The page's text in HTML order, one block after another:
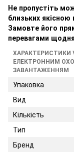
Не пропустіть
близьких
Замовте його
перевагами
ХАРАКТЕРИСТИКИ
ЕЛЕКТРОННИМ
ЗАВАНТАЖЕННЯМ
Упаковка
Вид
Кількість
Тип
Бренд